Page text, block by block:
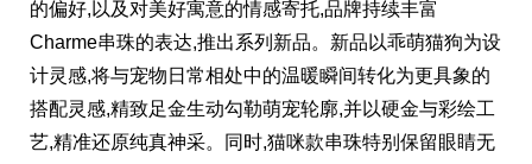
的偏好,以及对美好寓意的情感寄托,品牌持续丰富
Charme串珠的表达,推出系列新品。新品以乖萌猫狗为设
计灵感,将与宠物日常相处中的温暖瞬间转化为更具象的
搭配灵感,精致足金生动勾勒萌宠轮廓,并以硬金与彩绘工
艺,精准还原纯真神采。同时,猫咪款串珠特别保留眼睛无